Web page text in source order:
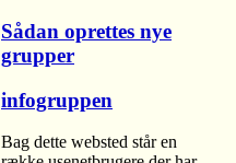
Sådan oprettes nye
grupper
infogruppen
Bag dette websted står en